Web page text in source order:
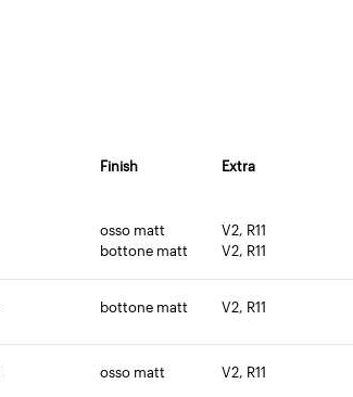
Finish Extra
osso matt
V2, R11
bottone matt
V2, R11
bottone matt V2, R11
osso matt V2, R11